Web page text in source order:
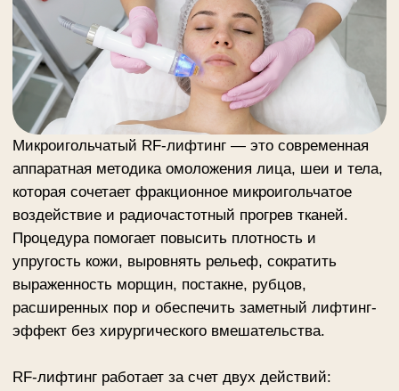
аппаратная методика омоложения лица, шеи и тела,
которая сочетает фракционное микроигольчатое
воздействие и радиочастотный прогрев тканей.
Процедура помогает повысить плотность и
упругость кожи, выровнять рельеф, сократить
выраженность морщин, постакне, рубцов,
расширенных пор и обеспечить заметный лифтинг-
эффект без хирургического вмешательства.
RF-лифтинг работает за счет двух действий:
радиочастотные импульсы прогревают глубокие
слои кожи и стимулируют выработку коллагена, а
тонкие микроиглы создают микропроколы, запуская
естественные процессы регенерации. В результате
кожа становится более ровной, плотной и
подтянутой, улучшается тон, микроциркуляция и
общее качество кожи.
В салонах «Else Style» микроигольчатый RF-
лифтинг проводится на аппаратах Vivace и
SURGITRON. Процедура подходит при снижении
расширенных порах и неровном рельефе.